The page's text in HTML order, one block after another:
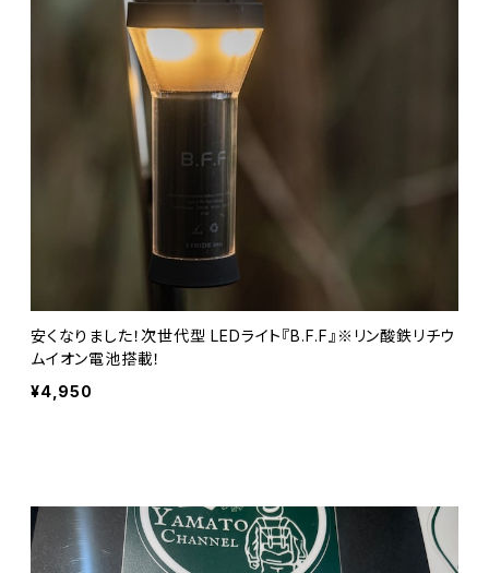
安くなりました！次世代型 LEDライト『B.F.F』※リン酸鉄リチウ
ムイオン電池搭載！
¥4,950